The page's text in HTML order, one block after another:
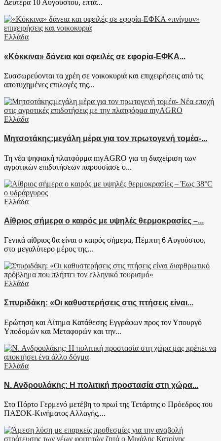
Δευτέρα 10 Αυγούστου, επτά...
Ελλάδα
«Κόκκινα» δάνεια και οφειλές σε εφορία-ΕΦΚΑ...
Συσσωρεύονται τα χρέη σε νοικοκυριά και επιχειρήσεις από τις
αποτυχημένες επιλογές της...
Ελλάδα
Μητσοτάκης:μεγάλη μέρα για τον πρωτογενή τομέα-...
Τη νέα ψηφιακή πλατφόρμα myAGRO για τη διαχείριση των
αγροτικών επιδοτήσεων παρουσίασε ο...
Ελλάδα
Αίθριος σήμερα ο καιρός με υψηλές θερμοκρασίες –...
Γενικά αίθριος θα είναι ο καιρός σήμερα, Πέμπτη 6 Αυγούστου,
στο μεγαλύτερο μέρος της...
Ελλάδα
Σπυριδάκη: «Οι καθυστερήσεις στις πτήσεις είναι...
Ερώτηση και Αίτημα Κατάθεσης Εγγράφων προς τον Υπουργό
Υποδομών και Μεταφορών και την...
Ελλάδα
Ν. Ανδρουλάκης: Η πολιτική προστασία στη χώρα...
Στο Πόρτο Γερμενό μετέβη το πρωί της Τετάρτης ο Πρόεδρος του
ΠΑΣΟΚ-Κινήματος Αλλαγής,...